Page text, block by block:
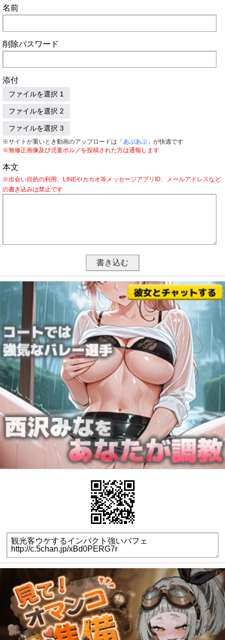
名前
削除パスワード
添付
ファイルを選択 1
ファイルを選択 2
ファイルを選択 3
※サイトが重いとき動画のアップロードは「 あぷあぷ 」が快適です
※無修正画像及び児童ポルノを投稿された方は通報します
本文
※出会い目的の利用、LINEやカカオ等メッセージアプリID、メールアドレスなど
の書き込みは禁止です